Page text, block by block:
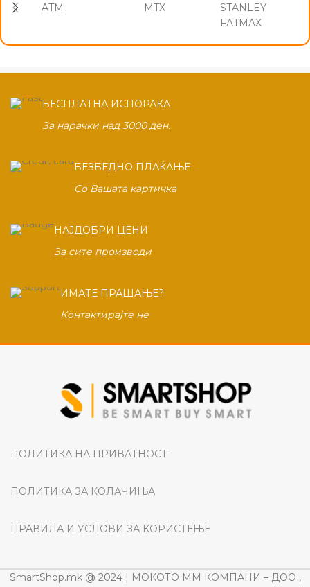
ATM MTX
STANLEY
FATMAX
БЕСПЛАТНА ИСПОРАКА
За нарачки над 3000 ден.
БЕЗБЕДНО ПЛАЌАЊЕ
Со Вашата картичка
НАЈДОБРИ ЦЕНИ
За сите производи
ИМАТЕ ПРАШАЊЕ?
Контактирајте не
ПОЛИТИКА НА ПРИВАТНОСТ
ПОЛИТИКА ЗА КОЛАЧИЊА
ПРАВИЛА И УСЛОВИ ЗА КОРИСТЕЊЕ
SmartShop.mk @ 2024 | МОКОТО ММ КОМПАНИ – ДОО ,